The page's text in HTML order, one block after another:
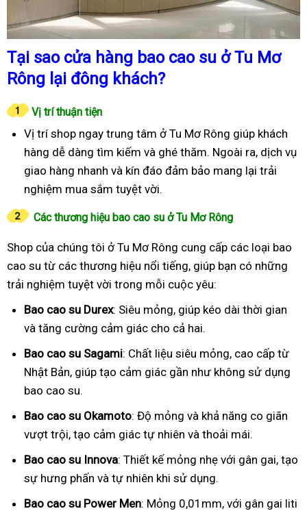
Tại sao cửa hàng bao cao su ở Tu Mơ
Rông lại đông khách?
Vị trí thuận tiện
Vị trí shop ngay trung tâm ở Tu Mơ Rông giúp khách
hàng dễ dàng tìm kiếm và ghé thăm. Ngoài ra, dịch vụ
giao hàng nhanh và kín đáo đảm bảo mang lại trải
nghiệm mua sắm tuyệt vời.
Các thương hiệu bao cao su ở Tu Mơ Rông
Shop của chúng tôi ở Tu Mơ Rông cung cấp các loại bao
cao su từ các thương hiệu nổi tiếng, giúp bạn có những
trải nghiệm tuyệt vời trong mỗi cuộc yêu:
Bao cao su Durex: Siêu mỏng, giúp kéo dài thời gian
và tăng cường cảm giác cho cả hai.
Bao cao su Sagami: Chất liệu siêu mỏng, cao cấp từ
Nhật Bản, giúp tạo cảm giác gần như không sử dụng
bao cao su.
Bao cao su Okamoto: Độ mỏng và khả năng co giãn
vượt trội, tạo cảm giác tự nhiên và thoải mái.
Bao cao su Innova: Thiết kế mỏng nhẹ với gân gai, tạo
sự hưng phấn và tự nhiên khi sử dụng.
Bao cao su Power Men: Mỏng 0,01mm, với gân gai liti